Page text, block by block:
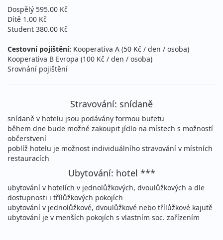
Dospělý 595.00 Kč
Dítě 1.00 Kč
Student 380.00 Kč
Cestovní pojištění: Kooperativa A (50 Kč / den / osoba)
Kooperativa B Evropa (100 Kč / den / osoba)
Srovnání pojištění
Stravování: snídaně
snídaně v hotelu jsou podávány formou bufetu
během dne bude možné zakoupit jídlo na místech s možností
občerstvení
poblíž hotelu je možnost individuálního stravování v místních
restauracích
Ubytování: hotel ***
ubytování v hotelích v jednolůžkových, dvoulůžkových a dle
dostupnosti i třílůžkových pokojích
ubytování v jednolůžkové, dvoulůžkové nebo třílůžkové kajutě
ubytování je v menších pokojích s vlastním soc. zařízením